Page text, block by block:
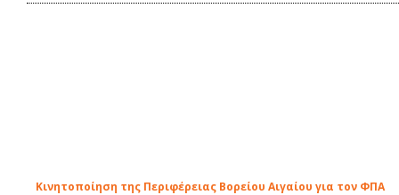
Κινητοποίηση της Περιφέρειας Βορείου Αιγαίου για τον ΦΠΑ